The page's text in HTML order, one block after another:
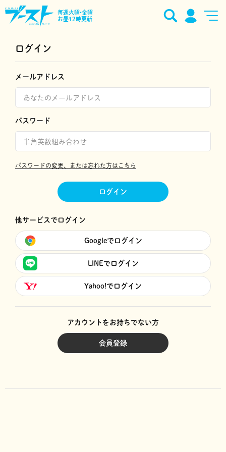
毎週火曜•金曜
お昼12時更新
ログイン
メールアドレス
パスワード
パスワードの変更、または忘れた方はこちら
ログイン
他サービスでログイン
Googleでログイン
LINEでログイン
Yahoo!でログイン
アカウントをお持ちでない方
会員登録